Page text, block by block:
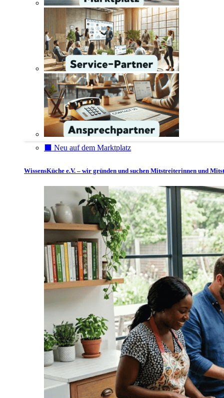
⬛️ Neu auf dem Marktplatz
WissensKüche e.V. – wir gründen und suchen Mitstreiterinnen und